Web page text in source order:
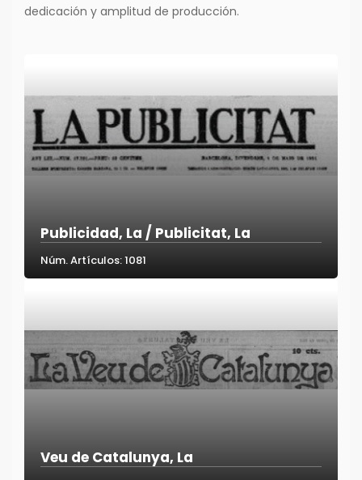
dedicación y amplitud de producción.
Publicidad, La / Publicitat, La
Núm. Artículos: 1081
Veu de Catalunya, La